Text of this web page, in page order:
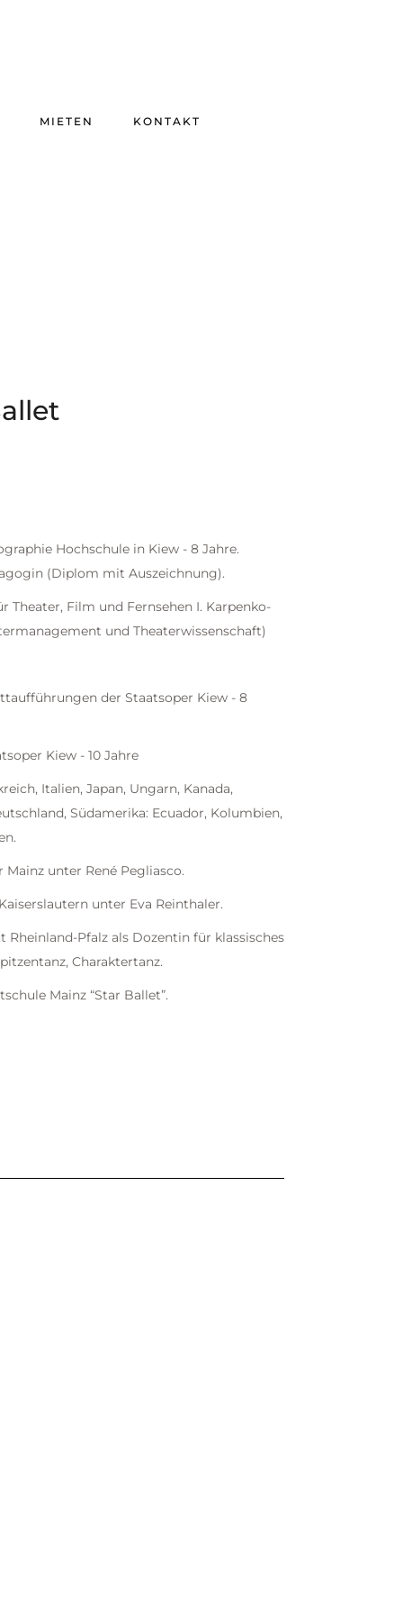
MIETEN KONTAKT
Hochschule in Kiew - 8 Jahre.
(Diplom mit Auszeichnung).
Theater, Film und Fernsehen I. Karpenko-
und Theaterwissenschaft)
der Staatsoper Kiew - 8
Kiew - 10 Jahre
Italien, Japan, Ungarn, Kanada,
Südamerika: Ecuador, Kolumbien,
unter René Pegliasco.
unter Eva Reinthaler.
Pfalz als Dozentin für klassisches
Charaktertanz.
Mainz “Star Ballet”.